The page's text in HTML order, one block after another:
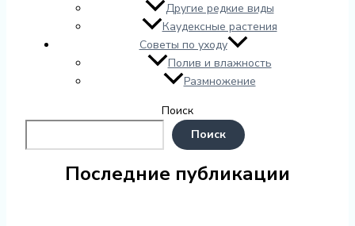
Другие редкие виды
Каудексные растения
Советы по уходу
Полив и влажность
Размножение
Поиск
Поиск
Последние публикации